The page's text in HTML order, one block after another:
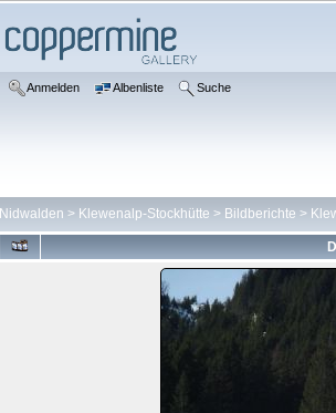
Anmelden Albenliste Suche
Nidwalden > Klewenalp-Stockhütte > Bildberichte >